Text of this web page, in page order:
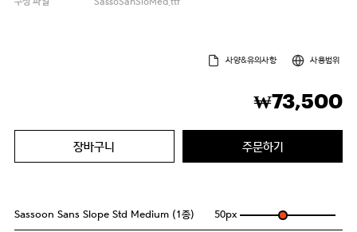
사양&유의사항 사용범위
₩73,500
장바구니 주문하기
Sassoon Sans Slope Std Medium (1종) 50px